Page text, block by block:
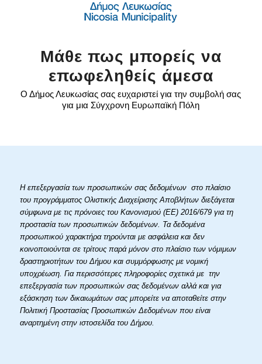
Μάθε πως μπορείς να
επωφεληθείς άμεσα
Ο Δήμος Λευκωσίας σας ευχαριστεί για την συμβολή σας
για μια Σύγχρονη Ευρωπαϊκή Πόλη
Η επεξεργασία των προσωπικών σας δεδομένων στο πλαίσιο
του προγράμματος Ολιστικής Διαχείρισης Αποβλήτων διεξάγεται
σύμφωνα με τις πρόνοιες του Κανονισμού (ΕΕ) 2016/679 για τη
προστασία των προσωπικών δεδομένων. Τα δεδομένα
προσωπικού χαρακτήρα τηρούνται με ασφάλεια και δεν
κοινοποιούνται σε τρίτους παρά μόνον στο πλαίσιο των νόμιμων
δραστηριοτήτων του Δήμου και συμμόρφωσης με νομική
υποχρέωση. Για περισσότερες πληροφορίες σχετικά με την
επεξεργασία των προσωπικών σας δεδομένων αλλά και για
εξάσκηση των δικαιωμάτων σας μπορείτε να αποταθείτε στην
Πολιτική Προστασίας Προσωπικών Δεδομένων που είναι
αναρτημένη στην ιστοσελίδα του Δήμου.